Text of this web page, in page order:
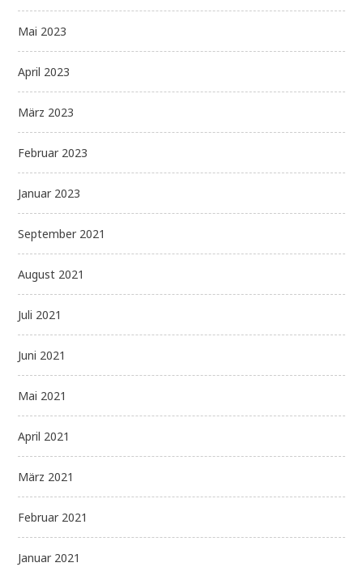
Mai 2023
April 2023
März 2023
Februar 2023
Januar 2023
September 2021
August 2021
Juli 2021
Juni 2021
Mai 2021
April 2021
März 2021
Februar 2021
Januar 2021